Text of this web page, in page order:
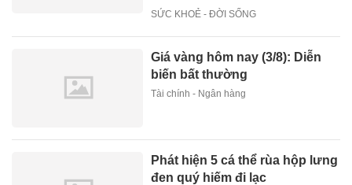
SỨC KHOẺ - ĐỜI SỐNG
Giá vàng hôm nay (3/8): Diễn
biến bất thường
Tài chính - Ngân hàng
Phát hiện 5 cá thể rùa hộp lưng
đen quý hiếm đi lạc